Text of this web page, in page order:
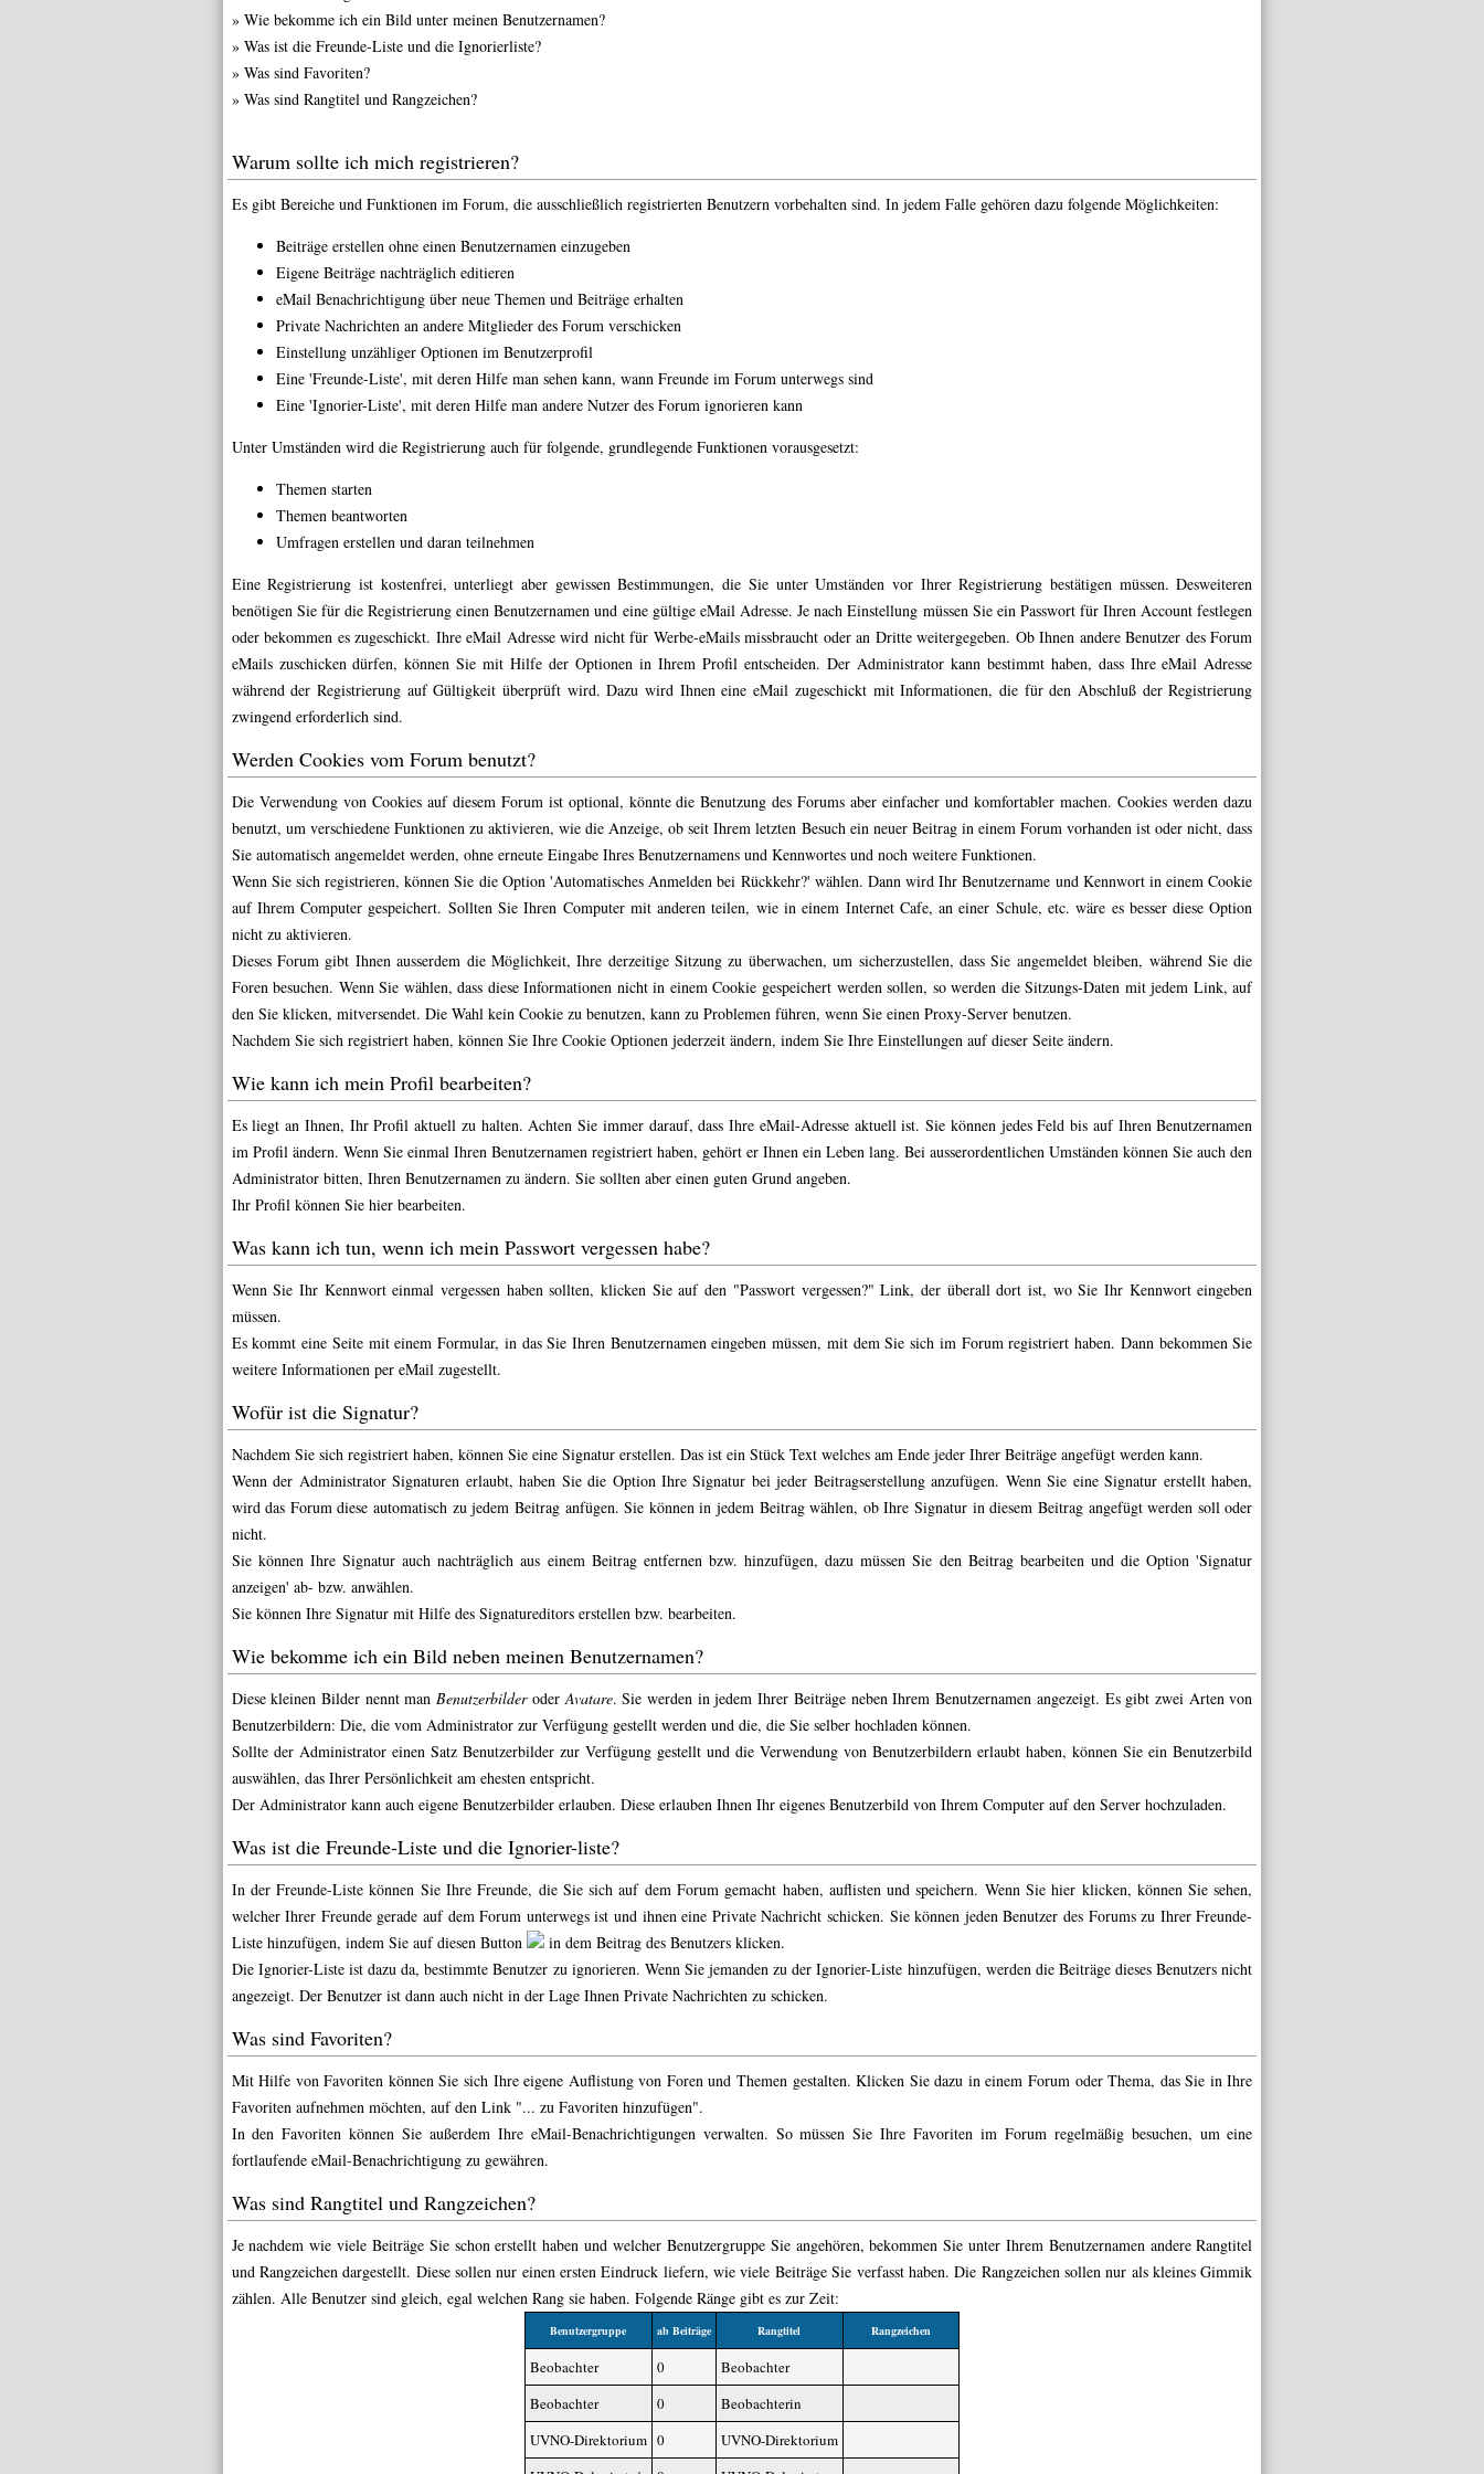
» Wie bekomme ich ein Bild unter meinen Benutzernamen?
» Was ist die Freunde-Liste und die Ignorierliste?
» Was sind Favoriten?
» Was sind Rangtitel und Rangzeichen?
Warum sollte ich mich registrieren?
Es gibt Bereiche und Funktionen im Forum, die ausschließlich registrierten Benutzern vorbehalten sind. In jedem Falle gehören dazu folgende Möglichkeiten:
Beiträge erstellen ohne einen Benutzernamen einzugeben
Eigene Beiträge nachträglich editieren
eMail Benachrichtigung über neue Themen und Beiträge erhalten
Private Nachrichten an andere Mitglieder des Forum verschicken
Einstellung unzähliger Optionen im Benutzerprofil
Eine 'Freunde-Liste', mit deren Hilfe man sehen kann, wann Freunde im Forum unterwegs sind
Eine 'Ignorier-Liste', mit deren Hilfe man andere Nutzer des Forum ignorieren kann
Unter Umständen wird die Registrierung auch für folgende, grundlegende Funktionen vorausgesetzt:
Themen starten
Themen beantworten
Umfragen erstellen und daran teilnehmen
Eine Registrierung ist kostenfrei, unterliegt aber gewissen Bestimmungen, die Sie unter Umständen vor Ihrer Registrierung bestätigen müssen. Desweiteren
benötigen Sie für die Registrierung einen Benutzernamen und eine gültige eMail Adresse. Je nach Einstellung müssen Sie ein Passwort für Ihren Account festlegen
oder bekommen es zugeschickt. Ihre eMail Adresse wird nicht für Werbe-eMails missbraucht oder an Dritte weitergegeben. Ob Ihnen andere Benutzer des Forum
eMails zuschicken dürfen, können Sie mit Hilfe der Optionen in Ihrem Profil entscheiden. Der Administrator kann bestimmt haben, dass Ihre eMail Adresse
während der Registrierung auf Gültigkeit überprüft wird. Dazu wird Ihnen eine eMail zugeschickt mit Informationen, die für den Abschluß der Registrierung
zwingend erforderlich sind.
Werden Cookies vom Forum benutzt?
Die Verwendung von Cookies auf diesem Forum ist optional, könnte die Benutzung des Forums aber einfacher und komfortabler machen. Cookies werden dazu
benutzt, um verschiedene Funktionen zu aktivieren, wie die Anzeige, ob seit Ihrem letzten Besuch ein neuer Beitrag in einem Forum vorhanden ist oder nicht, dass
Sie automatisch angemeldet werden, ohne erneute Eingabe Ihres Benutzernamens und Kennwortes und noch weitere Funktionen.
Wenn Sie sich registrieren, können Sie die Option 'Automatisches Anmelden bei Rückkehr?' wählen. Dann wird Ihr Benutzername und Kennwort in einem Cookie
auf Ihrem Computer gespeichert. Sollten Sie Ihren Computer mit anderen teilen, wie in einem Internet Cafe, an einer Schule, etc. wäre es besser diese Option
nicht zu aktivieren.
Dieses Forum gibt Ihnen ausserdem die Möglichkeit, Ihre derzeitige Sitzung zu überwachen, um sicherzustellen, dass Sie angemeldet bleiben, während Sie die
Foren besuchen. Wenn Sie wählen, dass diese Informationen nicht in einem Cookie gespeichert werden sollen, so werden die Sitzungs-Daten mit jedem Link, auf
den Sie klicken, mitversendet. Die Wahl kein Cookie zu benutzen, kann zu Problemen führen, wenn Sie einen Proxy-Server benutzen.
Nachdem Sie sich registriert haben, können Sie Ihre Cookie Optionen jederzeit ändern, indem Sie Ihre Einstellungen aufdieser Seiteändern.
Wie kann ich mein Profil bearbeiten?
Es liegt an Ihnen, Ihr Profil aktuell zu halten. Achten Sie immer darauf, dass Ihre eMail-Adresse aktuell ist. Sie können jedes Feld bis auf Ihren Benutzernamen
im Profil ändern. Wenn Sie einmal Ihren Benutzernamen registriert haben, gehört er Ihnen ein Leben lang. Bei ausserordentlichen Umständen können Sie auch den
Administrator bitten, Ihren Benutzernamen zu ändern. Sie sollten aber einen guten Grund angeben.
Ihr Profil können Sie hierbearbeiten.
Was kann ich tun, wenn ich mein Passwort vergessen habe?
Wenn Sie Ihr Kennwort einmal vergessen haben sollten, klicken Sie auf den "Passwort vergessen?" Link, der überall dort ist, wo Sie Ihr Kennwort eingeben
müssen.
Es kommt eine Seite mit einem Formular, in das Sie Ihren Benutzernamen eingeben müssen, mit dem Sie sich im Forum registriert haben. Dann bekommen Sie
weitere Informationen per eMail zugestellt.
Wofür ist die Signatur?
Nachdem Sie sich registriert haben, können Sie eine Signatur erstellen. Das ist ein Stück Text welches am Ende jeder Ihrer Beiträge angefügt werden kann.
Wenn der Administrator Signaturen erlaubt, haben Sie die Option Ihre Signatur bei jeder Beitragserstellung anzufügen. Wenn Sie eine Signatur erstellt haben,
wird das Forum diese automatisch zu jedem Beitrag anfügen. Sie können in jedem Beitrag wählen, ob Ihre Signatur in diesem Beitrag angefügt werden soll oder
nicht.
Sie können Ihre Signatur auch nachträglich aus einem Beitrag entfernen bzw. hinzufügen, dazu müssen Sie den Beitrag bearbeiten und die Option 'Signatur
anzeigen' ab- bzw. anwählen.
Sie können Ihre Signatur mit Hilfe des Signatureditorserstellen bzw. bearbeiten.
Wie bekomme ich ein Bild neben meinen Benutzernamen?
Diese kleinen Bilder nennt manBenutzerbilderoderAvatare. Sie werden in jedem Ihrer Beiträge neben Ihrem Benutzernamen angezeigt. Es gibt zwei Arten von
Benutzerbildern: Die, die vom Administrator zur Verfügung gestellt werden und die, die Sie selber hochladen können.
Sollte der Administrator einen Satz Benutzerbilder zur Verfügung gestellt und die Verwendung von Benutzerbildern erlaubt haben, können Sie ein Benutzerbild
auswählen, das Ihrer Persönlichkeit am ehesten entspricht.
Der Administrator kann auch eigene Benutzerbilder erlauben. Diese erlauben Ihnen Ihr eigenes Benutzerbild von Ihrem Computer auf den Server hochzuladen.
Was ist die Freunde-Liste und die Ignorier-liste?
In der Freunde-Liste können Sie Ihre Freunde, die Sie sich auf dem Forum gemacht haben, auflisten und speichern. Wenn Siehier klicken, können Sie sehen,
welcher Ihrer Freunde gerade auf dem Forum unterwegs ist und ihnen eine Private Nachricht schicken. Sie können jeden Benutzer des Forums zu Ihrer Freunde-
Liste hinzufügen, indem Sie auf diesen Button
in dem Beitrag des Benutzers klicken.
Die Ignorier-Liste ist dazu da, bestimmte Benutzer zu ignorieren. Wenn Sie jemanden zu der Ignorier-Liste hinzufügen, werden die Beiträge dieses Benutzers nicht
angezeigt. Der Benutzer ist dann auch nicht in der Lage Ihnen Private Nachrichten zu schicken.
Was sind Favoriten?
Mit Hilfe von Favoriten können Sie sich Ihre eigene Auflistung von Foren und Themen gestalten. Klicken Sie dazu in einem Forum oder Thema, das Sie in Ihre
Favoriten aufnehmen möchten, auf den Link "... zu Favoriten hinzufügen".
In denFavoriten können Sie außerdem Ihre eMail-Benachrichtigungen verwalten. So müssen Sie Ihre Favoriten im Forum regelmäßig besuchen, um eine
fortlaufende eMail-Benachrichtigung zu gewähren.
Was sind Rangtitel und Rangzeichen?
Je nachdem wie viele Beiträge Sie schon erstellt haben und welcher Benutzergruppe Sie angehören, bekommen Sie unter Ihrem Benutzernamen andere Rangtitel
und Rangzeichen dargestellt. Diese sollen nur einen ersten Eindruck liefern, wie viele Beiträge Sie verfasst haben. Die Rangzeichen sollen nur als kleines Gimmik
zählen. Alle Benutzer sind gleich, egal welchen Rang sie haben. Folgende Ränge gibt es zur Zeit:
Benutzergruppe ab Beiträge Rangtitel Rangzeichen
Beobachter 0
Beobachter
Beobachter
0
Beobachterin
UVNO-Direktorium 0
UVNO-Direktorium